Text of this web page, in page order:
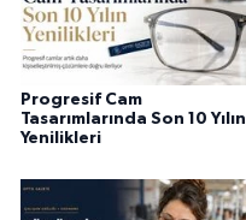
Progresif Cam
Tasarımlarında Son 10 Yılın
Yenilikleri